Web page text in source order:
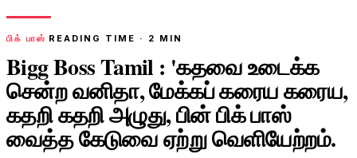
பிக் பாஸ் READING TIME · 2 MIN
Bigg Boss Tamil : 'கதவை உடைக்க
சென்ற வனிதா, மேக்கப் கரைய கரைய,
கதறி கதறி அழுது, பின் பிக் பாஸ்
வைத்த கேடுவை ஏற்று வெளியேற்றம்.